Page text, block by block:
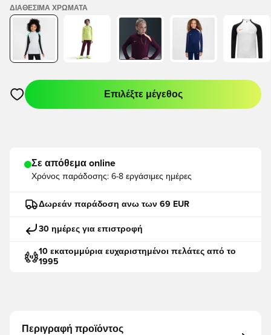
ΔΙΑΘΈΣΙΜΑ ΧΡΏΜΑΤΑ
Ανοίγει ένα Modal για να συνδεθείτε ή να εγγραφείτε ως
Επιλέξτε μέγεθος
Σε απόθεμα online
Χρόνος παράδοσης: 6-8 εργάσιμες ημέρες
Δωρεάν παράδοση ανω των 69 EUR
30 ημέρες για επιστροφή
10 εκατομμύρια ευχαριστημένοι πελάτες από το
1995
Περιγραφή προϊόντος